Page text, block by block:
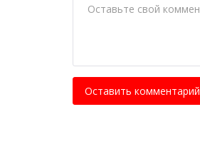
Оставить комментарий